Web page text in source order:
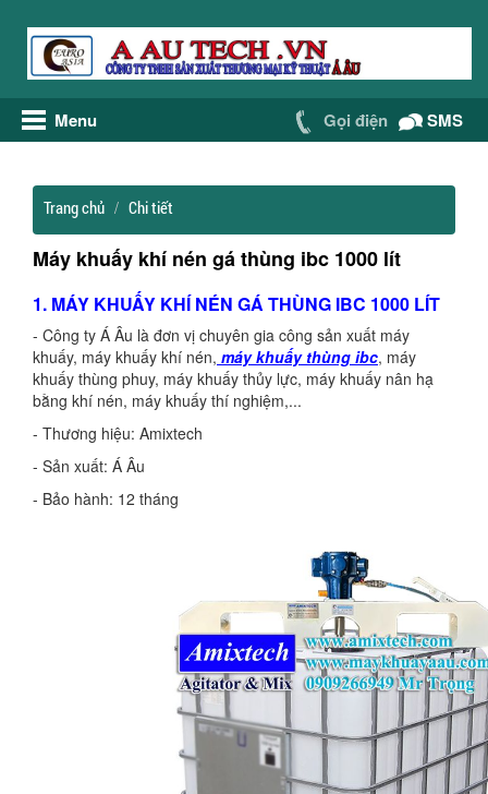
Menu Gọi điện SMS
Trang chủ Chi tiết
Máy khuấy khí nén gá thùng ibc 1000 lít
1. MÁY KHUẤY KHÍ NÉN GÁ THÙNG IBC 1000 LÍT
- Công ty Á Âu là đơn vị chuyên gia công sản xuất máy
khuấy, máy khuấy khí nén, máy khuấy thùng ibc, máy
khuấy thùng phuy, máy khuấy thủy lực, máy khuấy nân hạ
bằng khí nén, máy khuấy thí nghiệm,...
- Thương hiệu: Amixtech
- Sản xuất: Á Âu
- Bảo hành: 12 tháng